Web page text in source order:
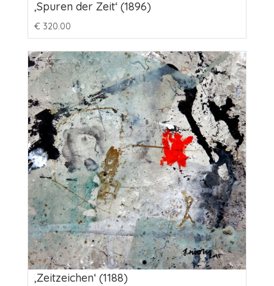
‚Spuren der Zeit‘ (1896)
€ 320.00
‚Zeitzeichen‘ (1188)